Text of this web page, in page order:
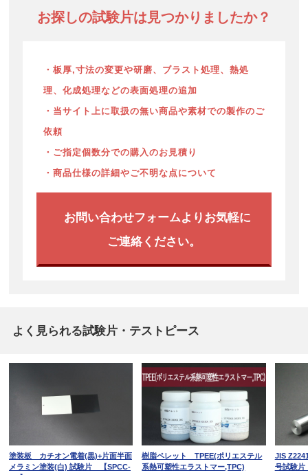
お探しの試験片は見つかりましたか？
・板厚,寸法の変更や研磨、ブラスト処理、熱処
理、化成処理などの表面処理の追加
・当サイト上に取扱の無い商品や素材での製作のご
依頼
・ご指定個数分での購入のお見積り
・商品仕様の詳細やご不明な点について
お問い合わせフォームよりお気軽に
ご連絡ください。
よく見られる試験片・テストピース
塗装板 カチオン電着(黒)+片面半面
メラミン塗装(白) 試験片 【SPCC-
樹脂ペレット TPEE(ポリエステル
系熱可塑性エラストマー,TPC)
JIS
号試験